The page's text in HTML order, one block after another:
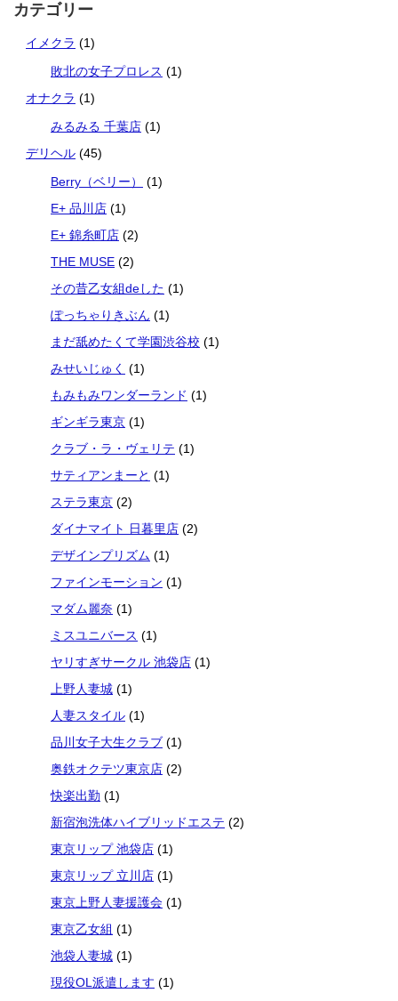
カテゴリー
イメクラ (1)
敗北の女子プロレス (1)
オナクラ (1)
みるみる 千葉店 (1)
デリヘル (45)
Berry（ベリー）
(1)
E+ 品川店 (1)
E+ 錦糸町店 (2)
THE MUSE (2)
その昔乙女組deした (1)
ぽっちゃりきぶん (1)
まだ舐めたくて学園渋谷校 (1)
みせいじゅく (1)
もみもみワンダーランド (1)
ギンギラ東京 (1)
クラブ・ラ・ヴェリテ (1)
サティアンまーと (1)
ステラ東京 (2)
ダイナマイト 日暮里店 (2)
デザインプリズム (1)
ファインモーション (1)
マダム麗奈 (1)
ミスユニバース (1)
ヤリすぎサークル 池袋店 (1)
上野人妻城 (1)
人妻スタイル (1)
品川女子大生クラブ (1)
奥鉄オクテツ東京店 (2)
快楽出勤 (1)
新宿泡洗体ハイブリッドエステ (2)
東京リップ 池袋店 (1)
東京リップ 立川店 (1)
東京上野人妻援護会 (1)
東京乙女組 (1)
池袋人妻城 (1)
現役OL派遣します (1)